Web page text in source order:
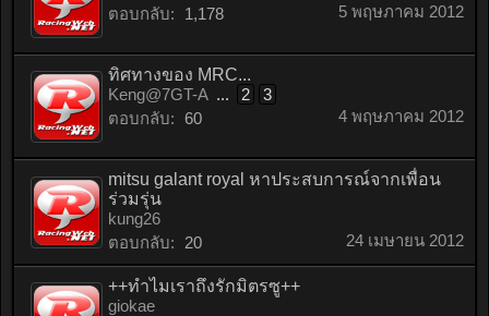
ตอบกลับ:
1,178 5 พฤษภาคม 2012
ทิศทางของ MRC...
Keng@7GT-A ... 2
3
ตอบกลับ: 60 4 พฤษภาคม 2012
mitsu galant royal หาประสบการณ์จากเพื่อน
ร่วมรุ่น
kung26
ตอบกลับ:
20 24 เมษายน 2012
++ทำไมเราถึงรักมิตรซู++
giokae